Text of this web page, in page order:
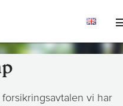
vi har